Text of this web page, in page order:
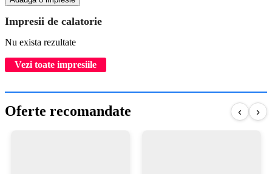
Impresii de calatorie
Nu exista rezultate
Vezi toate impresiile
Oferte recomandate ‹ ›